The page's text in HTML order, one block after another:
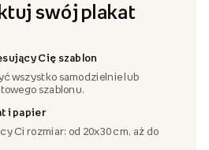
swój plakat
Cię szablon
wszystko samodzielnie lub
szablonu.
i papier
Ci rozmiar: od 20x30 cm, aż do